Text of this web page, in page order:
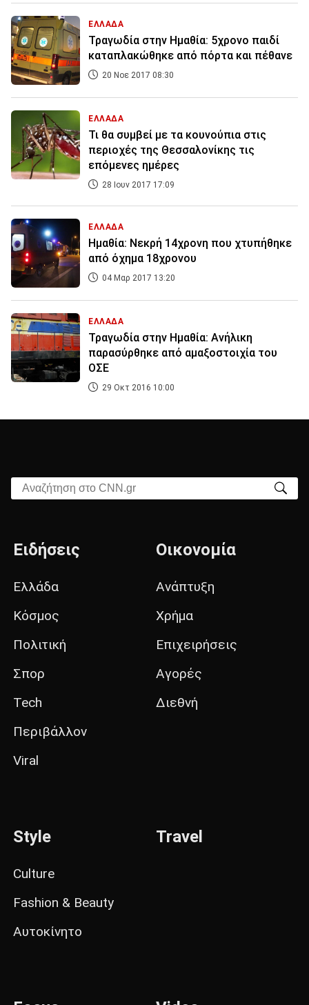
ΕΛΛΑΔΑ
Τραγωδία στην Ημαθία: 5χρονο παιδί
καταπλακώθηκε από πόρτα και πέθανε
20 Νοε 2017 08:30
ΕΛΛΑΔΑ
Τι θα συμβεί με τα κουνούπια στις
περιοχές της Θεσσαλονίκης τις
επόμενες ημέρες
28 Ιουν 2017 17:09
ΕΛΛΑΔΑ
Ημαθία: Νεκρή 14χρονη που χτυπήθηκε
από όχημα 18χρονου
04 Μαρ 2017 13:20
ΕΛΛΑΔΑ
Τραγωδία στην Ημαθία: Ανήλικη
παρασύρθηκε από αμαξοστοιχία του
ΟΣΕ
29 Οκτ 2016 10:00
Αναζήτηση στο CNN.gr
Ειδήσεις
Ελλάδα
Κόσμος
Πολιτική
Σπορ
Tech
Περιβάλλον
Viral
Οικονομία
Ανάπτυξη
Χρήμα
Επιχειρήσεις
Αγορές
Διεθνή
Style
Culture
Fashion & Beauty
Αυτοκίνητο
Travel